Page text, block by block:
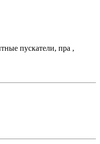
пускатели, пра ,